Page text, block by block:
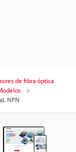
de fibra óptica
NPN